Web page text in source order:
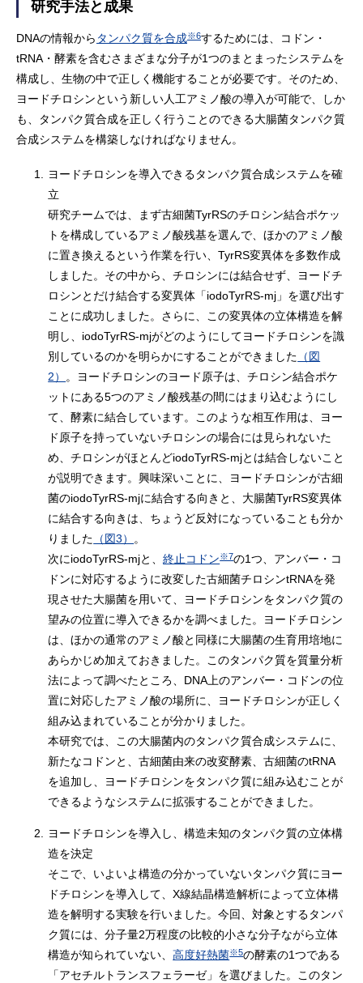
研究手法と成果
DNAの情報から タンパク質を合成※6するためには、コドン・
tRNA・酵素を含むさまざまな分子が1つのまとまったシステムを
構成し、生物の中で正しく機能することが必要です。そのため、
ヨードチロシンという新しい人工アミノ酸の導入が可能で、しか
も、タンパク質合成を正しく行うことのできる大腸菌タンパク質
合成システムを構築しなければなりません。
1.
ヨードチロシンを導入できるタンパク質合成システムを確
立
研究チームでは、まず古細菌TyrRSのチロシン結合ポケッ
トを構成しているアミノ酸残基を選んで、ほかのアミノ酸
に置き換えるという作業を行い、TyrRS変異体を多数作成
しました。その中から、チロシンには結合せず、ヨードチ
ロシンとだけ結合する変異体「iodoTyrRS-mj」を選び出す
ことに成功しました。さらに、この変異体の立体構造を解
明し、iodoTyrRS-mjがどのようにしてヨードチロシンを識
別しているのかを明らかにすることができました （図
2）
。ヨードチロシンのヨード原子は、チロシン結合ポケ
ットにある5つのアミノ酸残基の間にはまり込むようにし
て、酵素に結合しています。このような相互作用は、ヨー
ド原子を持っていないチロシンの場合には見られないた
め、チロシンがほとんどiodoTyrRS-mjとは結合しないこと
が説明できます。興味深いことに、ヨードチロシンが古細
菌のiodoTyrRS-mjに結合する向きと、大腸菌TyrRS変異体
に結合する向きは、ちょうど反対になっていることも分か
りました （図3）
。
次にiodoTyrRS-mjと、終止コドン※7の1つ、アンバー・コ
ドンに対応するように改変した古細菌チロシンtRNAを発
現させた大腸菌を用いて、ヨードチロシンをタンパク質の
望みの位置に導入できるかを調べました。ヨードチロシン
は、ほかの通常のアミノ酸と同様に大腸菌の生育用培地に
あらかじめ加えておきました。このタンパク質を質量分析
法によって調べたところ、DNA上のアンバー・コドンの位
置に対応したアミノ酸の場所に、ヨードチロシンが正しく
組み込まれていることが分かりました。
本研究では、この大腸菌内のタンパク質合成システムに、
新たなコドンと、古細菌由来の改変酵素、古細菌のtRNA
を追加し、ヨードチロシンをタンパク質に組み込むことが
できるようなシステムに拡張することができました。
2.
ヨードチロシンを導入し、構造未知のタンパク質の立体構
造を決定
そこで、いよいよ構造の分かっていないタンパク質にヨー
ドチロシンを導入して、X線結晶構造解析によって立体構
造を解明する実験を行いました。今回、対象とするタンパ
ク質には、分子量2万程度の比較的小さな分子ながら立体
構造が知られていない、高度好熱菌※5の酵素の1つである
「アセチルトランスフェラーゼ」を選びました。このタン